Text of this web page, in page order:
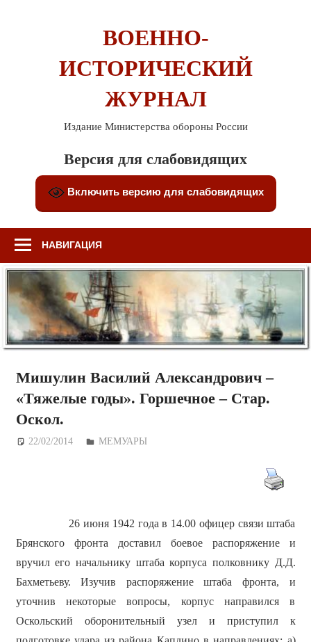
ВОЕННО-
ИСТОРИЧЕСКИЙ
ЖУРНАЛ
Издание Министерства обороны России
Версия для слабовидящих
Включить версию для слабовидящих
НАВИГАЦИЯ
Мишулин Василий Александрович –
«Тяжелые годы». Горшечное – Стар.
Оскол.
22/02/2014 Дежурный по Редакции
МЕМУАРЫ
26 июня 1942 года в 14.00 офицер связи штаба
Брянского фронта доставил боевое распоряжение и
вручил его начальнику штаба корпуса полковнику Д.Д.
Бахметьеву. Изучив распоряжение штаба фронта, и
уточнив некоторые вопросы, корпус направился в
Оскольский оборонительный узел и приступил к